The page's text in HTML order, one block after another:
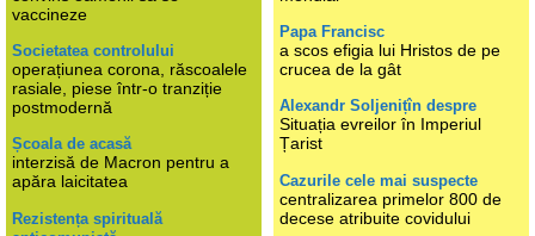
vaccineze
Societatea controlului
operațiunea corona, răscoalele
rasiale, piese într-o tranziție
postmodernă
Școala de acasă
interzisă de Macron pentru a
apăra laicitatea
Rezistența spirituală
Papa Francisc
a scos efigia lui Hristos de pe
crucea de la gât
Alexandr Soljenițîn despre
Situația evreilor în Imperiul
Țarist
Cazurile cele mai suspecte
centralizarea primelor 800 de
decese atribuite covidului